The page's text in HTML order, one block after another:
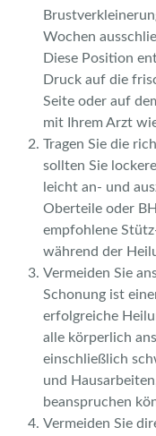
Wochen
Diese Position
Druck auf die
Seite oder auf
mit Ihrem Arzt
Tragen Sie die
sollten Sie
leicht an- und
Oberteile oder
empfohlene
während der
Vermeiden Sie
Schonung ist
erfolgreiche
alle körperlich
einschließlich
und
beanspruchen
Vermeiden Sie